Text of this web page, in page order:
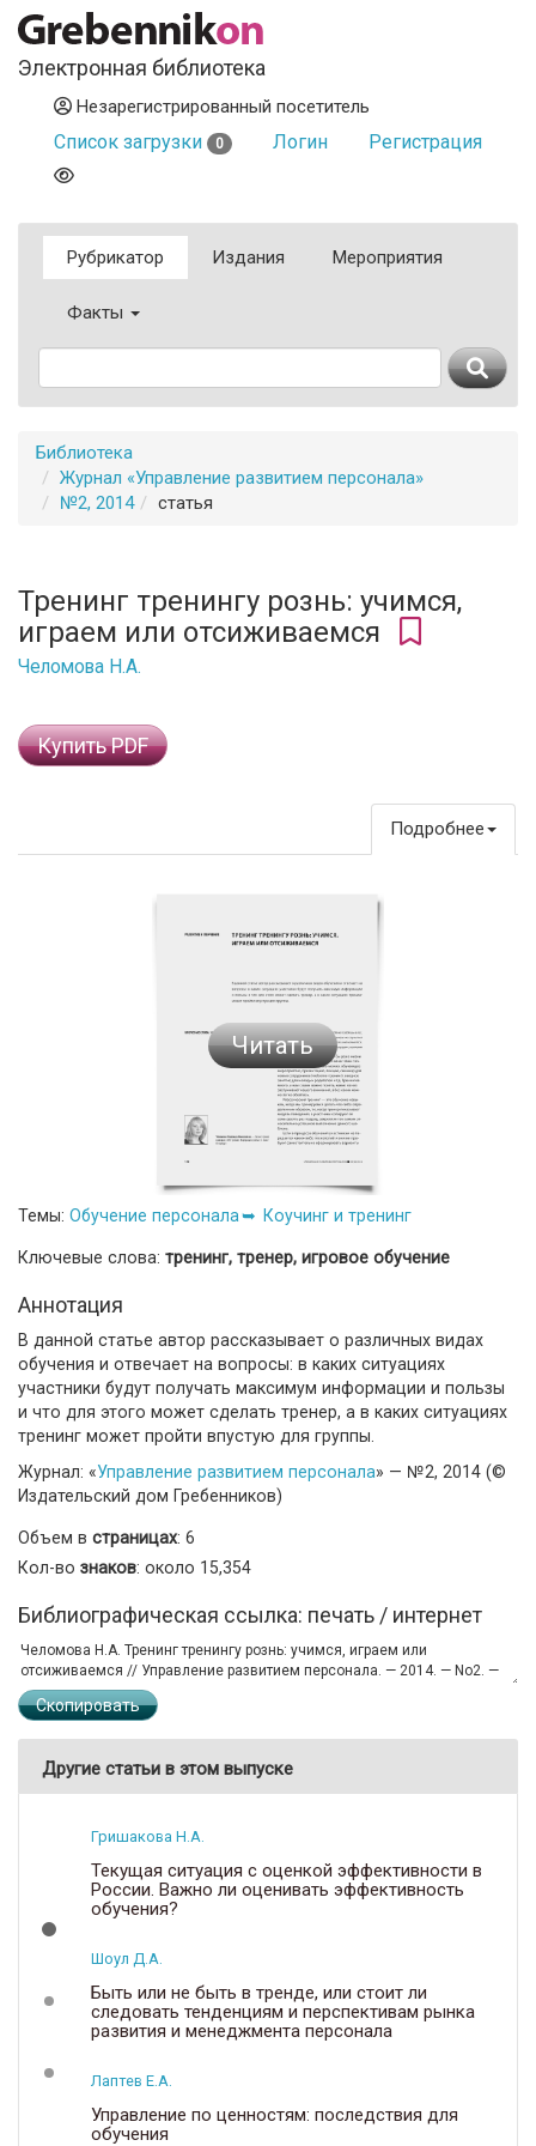
Электронная библиотека
Незарегистрированный посетитель
Список загрузки 0 Логин Регистрация
Рубрикатор Издания Мероприятия
Факты
Библиотека
Журнал «Управление развитием персонала»
№2, 2014
статья
Тренинг тренингу рознь: учимся,
играем или отсиживаемся
Челомова Н.А.
Купить PDF
Подробнее
Читать
Темы: Обучение персонала Коучинг и тренинг
Ключевые слова: тренинг, тренер, игровое обучение
Аннотация
В данной статье автор рассказывает о различных видах
обучения и отвечает на вопросы: в каких ситуациях
участники будут получать максимум информации и пользы
и что для этого может сделать тренер, а в каких ситуациях
тренинг может пройти впустую для группы.
Журнал: «Управление развитием персонала» — №2, 2014 (©
Издательский дом Гребенников)
Объем в страницах: 6
Кол-во знаков: около 15,354
Библиографическая ссылка: печать / интернет
Скопировать
Другие статьи в этом выпуске
Гришакова Н.А.
Текущая ситуация с оценкой эффективности в
России. Важно ли оценивать эффективность
обучения?
Шоул Д.А.
Быть или не быть в тренде, или стоит ли
следовать тенденциям и перспективам рынка
развития и менеджмента персонала
Лаптев Е.А.
Управление по ценностям: последствия для
обучения